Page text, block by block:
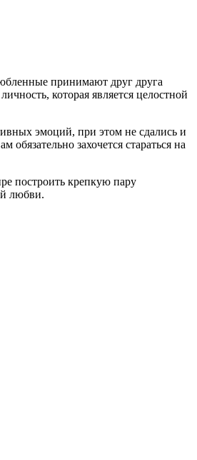
принимают друг друга
которая является целостной
эмоций, при этом не сдались и
захочется стараться на
построить крепкую пару
любви.